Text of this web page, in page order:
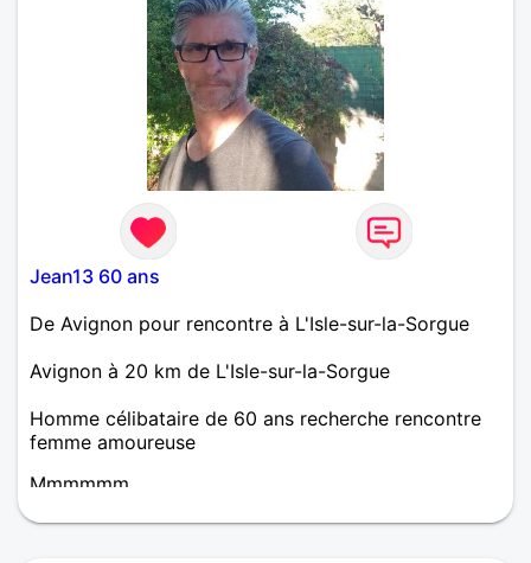
Jean13 60 ans
De Avignon pour rencontre à L'Isle-sur-la-Sorgue
Avignon à 20 km de L'Isle-sur-la-Sorgue
Homme célibataire de 60 ans recherche rencontre
femme amoureuse
Mmmmmm